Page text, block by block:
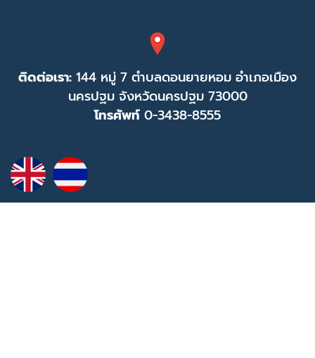
ติดต่อเรา: 144 หมู่ 7 ตำบลดอนยายหอม อำเภอเมือง
นครปฐม จังหวัดนครปฐม 73000
โทรศัพท์ 0-3438-8555